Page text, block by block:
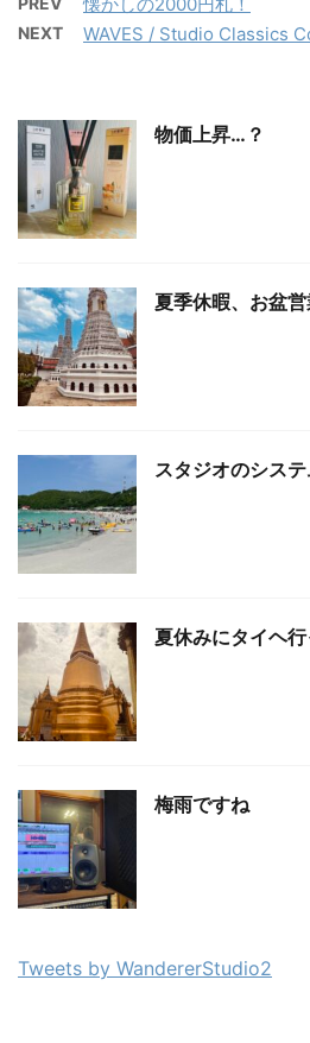
NEXT WAVES / Studio Classics
物価上昇…？
夏季休暇、お盆
スタジオのシス
夏休みにタイヘ
梅雨ですね
Tweets by WandererStudio2